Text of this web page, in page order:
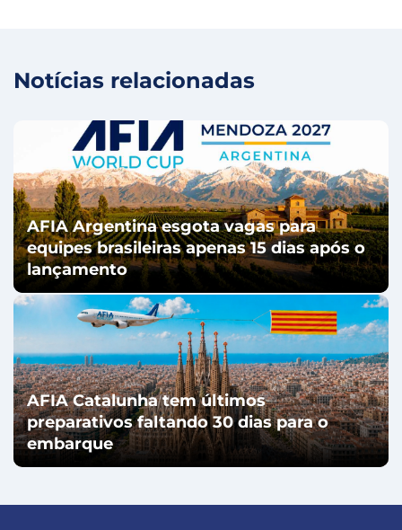
Notícias relacionadas
AFIA Argentina esgota vagas para
equipes brasileiras apenas 15 dias após o
lançamento
AFIA Catalunha tem últimos
preparativos faltando 30 dias para o
embarque